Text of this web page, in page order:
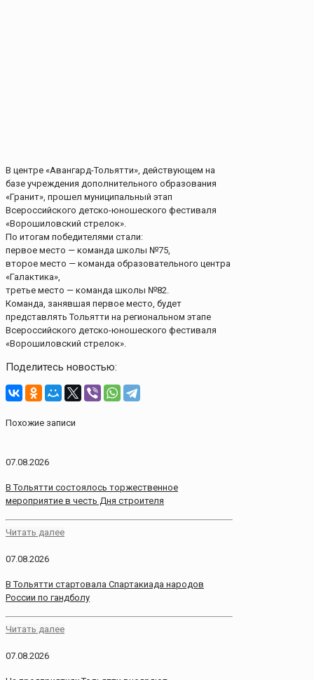
В центре «Авангард-Тольятти», действующем на
базе учреждения дополнительного образования
«Гранит», прошел муниципальный этап
Всероссийского детско-юношеского фестиваля
«Ворошиловский стрелок».
По итогам победителями стали:
первое место — команда школы №75,
второе место — команда образовательного центра
«Галактика»,
третье место — команда школы №82.
Команда, занявшая первое место, будет
представлять Тольятти на региональном этапе
Всероссийского детско-юношеского фестиваля
«Ворошиловский стрелок».
Поделитесь новостью:
Похожие записи
07.08.2026
В Тольятти состоялось торжественное
мероприятие в честь Дня строителя
Читать далее
07.08.2026
В Тольятти стартовала Спартакиада народов
России по гандболу
Читать далее
07.08.2026